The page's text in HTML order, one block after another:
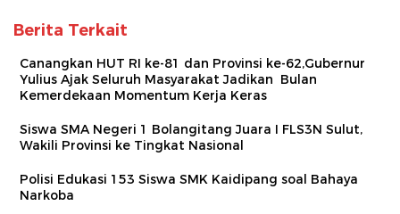
Berita Terkait
Canangkan HUT RI ke-81 dan Provinsi ke-62,Gubernur
Yulius Ajak Seluruh Masyarakat Jadikan Bulan
Kemerdekaan Momentum Kerja Keras
Siswa SMA Negeri 1 Bolangitang Juara I FLS3N Sulut,
Wakili Provinsi ke Tingkat Nasional
Polisi Edukasi 153 Siswa SMK Kaidipang soal Bahaya
Narkoba